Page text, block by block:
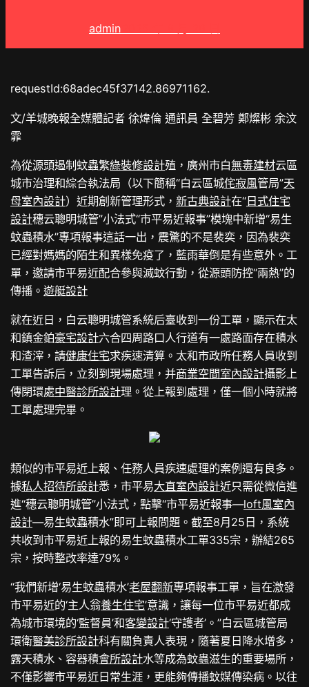
admin
requestId:68adec45f37142.86971162.
文/羊城晚報全媒體記者 徐煒倫 通訊員 全碧芳 鄭燦彬 余汶
霏
為從源頭遏制蚊蟲繁綠裝修設計殖，廣州市白無毒建材云區
城市治理和綜合執法局（以下簡稱“白云區城侘寂風管局”天
母室內設計）近期創新管理形式，新古典設計在“日式住宅
設計穗云聰明城管”小法式“市平易近報事”模塊中新增“易生
蚊蟲積水”專項報事這話一出，震驚的不是裴奕，因為裴奕
已經對媽媽的陌生和異樣免疫了，藍雨華倒是有些意外。工
單，邀請市平易近配合參與滅蚊行動，從源頭防控“兩熱”的
傳播。遊艇設計
就在近日，白云聰明城管系統后臺收到一份工單，顯示在太
和鎮金鉑豪宅設計六合四周路口人行道有一處路面存在積水
和渣滓，請健康住宅求疾速清算。太和市政所任務人員收到
工單告訴后，立刻到現場處理，并商業空間室內設計攝影上
傳閉環處中醫診所設計理。從上報到處理，僅一個小時就將
工單處理完畢。
類似的市平易近上報、任務人員疾速處理的案例還有良多。
據私人招待所設計悉，市平易大直室內設計近只需從微信進
進“穗云聰明城管”小法式，點擊“市平易近報事—loft風室內
設計—易生蚊蟲積水”即可上報問題。截至8月25日，系統
共收到市平易近上報的易生蚊蟲積水工單335宗，辦結265
宗，按時整改率達79%。
“我們新增‘易生蚊蟲積水’老屋翻新專項報事工單，旨在激發
市平易近的‘主人翁養生住宅’意識，讓每一位市平易近都成
為城市環境的‘監督員’和客變設計‘守護者’。”白云區城管局
環衛醫美診所設計科有關負責人表現，隨著夏日降水增多，
露天積水、容器積會所設計水等成為蚊蟲滋生的重要場所，
不僅影響市平易近日常生涯，更能夠傳播蚊媒傳染病。以往